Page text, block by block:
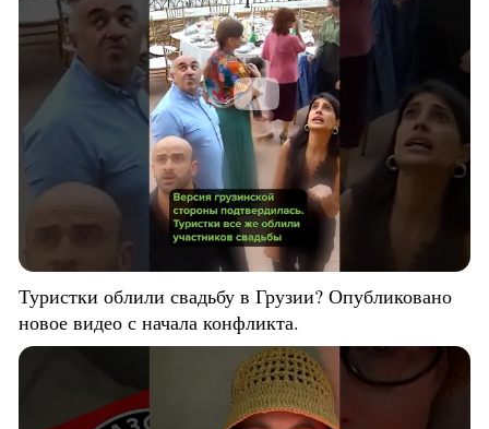
Туристки облили свадьбу в Грузии? Опубликовано
новое видео с начала конфликта.